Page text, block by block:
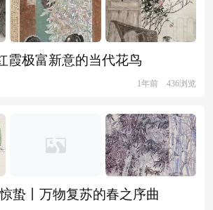
霞极富新意的当代花鸟
1年前 436浏览
蛰丨万物复苏的春之序曲